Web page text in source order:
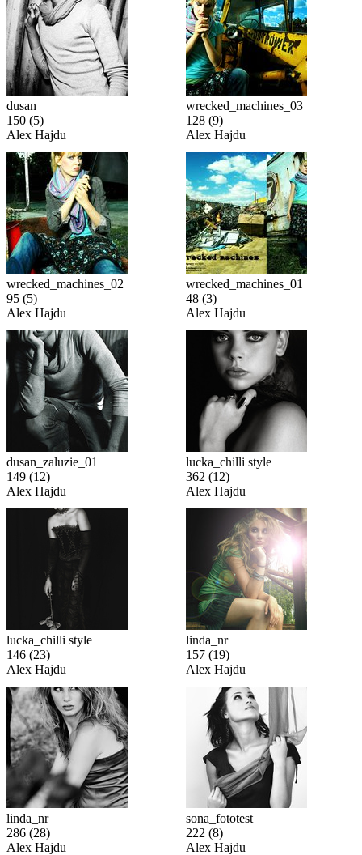
dusan
150 (5)
Alex Hajdu
wrecked_machines_03
128 (9)
Alex Hajdu
wrecked_machines_02
95 (5)
Alex Hajdu
wrecked_machines_01
48 (3)
Alex Hajdu
dusan_zaluzie_01
149 (12)
Alex Hajdu
lucka_chilli style
362 (12)
Alex Hajdu
lucka_chilli style
146 (23)
Alex Hajdu
linda_nr
157 (19)
Alex Hajdu
linda_nr
286 (28)
Alex Hajdu
sona_fototest
222 (8)
Alex Hajdu